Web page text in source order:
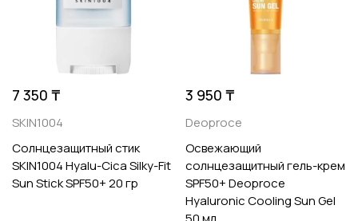
7 350 ₸
SKIN1004
Солнцезащитный стик
SKIN1004 Hyalu-Cica Silky-Fit
Sun Stick SPF50+ 20 гр
3 950 ₸
Deoproce
Освежающий
солнцезащитный гель-крем
SPF50+ Deoproce
Hyaluronic Cooling Sun Gel